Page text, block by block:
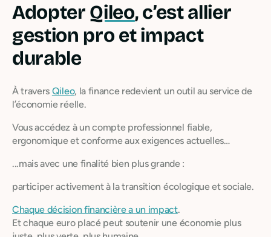
Adopter Qileo, c’est allier
gestion pro et impact
durable
À travers Qileo, la finance redevient un outil au service de
l’économie réelle.
Vous accédez à un compte professionnel fiable,
ergonomique et conforme aux exigences actuelles…
...mais avec une finalité bien plus grande :
participer activement à la transition écologique et sociale.
Chaque décision financière a un impact.
Et chaque euro placé peut soutenir une économie plus